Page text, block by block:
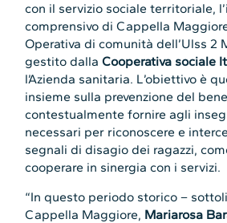
con il servizio sociale territoriale,
comprensivo di Cappella
Operativa di comunità dell’Ulss 2
gestito dallaCooperativa sociale
l’Azienda sanitaria. L’obiettivo è
insieme sulla prevenzione del
contestualmente fornire agli
necessari per riconoscere e
segnali di disagio dei ragazzi,
cooperare in sinergia con i servizi.
“In questo periodo storico –
Cappella Maggiore, Mariarosa